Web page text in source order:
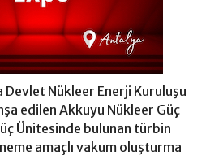
Devlet Nükleer Enerji Kuruluşu
edilen Akkuyu Nükleer Güç
Ünitesinde bulunan türbin
amaçlı vakum oluşturma